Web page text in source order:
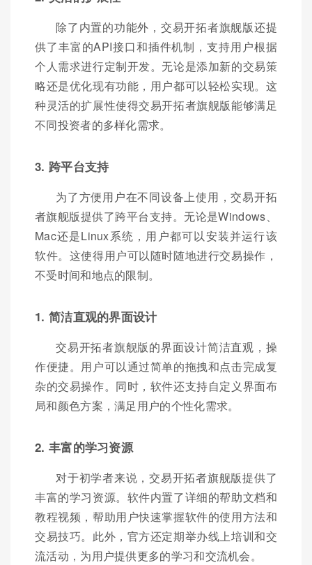
除了内置的功能外，交易开拓者旗舰版还提
供了丰富的API接口和插件机制，支持用户根据
个人需求进行定制开发。无论是添加新的交易策
略还是优化现有功能，用户都可以轻松实现。这
种灵活的扩展性使得交易开拓者旗舰版能够满足
不同投资者的多样化需求。
3. 跨平台支持
为了方便用户在不同设备上使用，交易开拓
者旗舰版提供了跨平台支持。无论是Windows、
Mac还是Linux系统，用户都可以安装并运行该
软件。这使得用户可以随时随地进行交易操作，
不受时间和地点的限制。
1. 简洁直观的界面设计
交易开拓者旗舰版的界面设计简洁直观，操
作便捷。用户可以通过简单的拖拽和点击完成复
杂的交易操作。同时，软件还支持自定义界面布
局和颜色方案，满足用户的个性化需求。
2. 丰富的学习资源
对于初学者来说，交易开拓者旗舰版提供了
丰富的学习资源。软件内置了详细的帮助文档和
教程视频，帮助用户快速掌握软件的使用方法和
交易技巧。此外，官方还定期举办线上培训和交
流活动，为用户提供更多的学习和交流机会。